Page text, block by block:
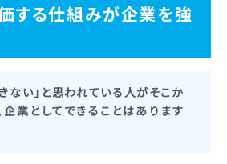
する仕組みが企業を強
ない」と思われている人がそこか
企業としてできることはあります